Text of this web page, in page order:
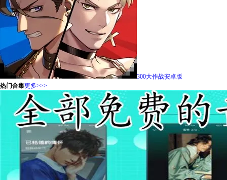
300大作战安卓版
热门合集更多>>>